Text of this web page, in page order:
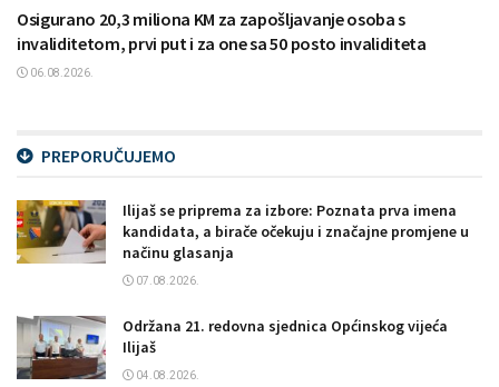
Osigurano 20,3 miliona KM za zapošljavanje osoba s
invaliditetom, prvi put i za one sa 50 posto invaliditeta
06.08.2026.
PREPORUČUJEMO
Ilijaš se priprema za izbore: Poznata prva imena
kandidata, a birače očekuju i značajne promjene u
načinu glasanja
07.08.2026.
Održana 21. redovna sjednica Općinskog vijeća
Ilijaš
04.08.2026.